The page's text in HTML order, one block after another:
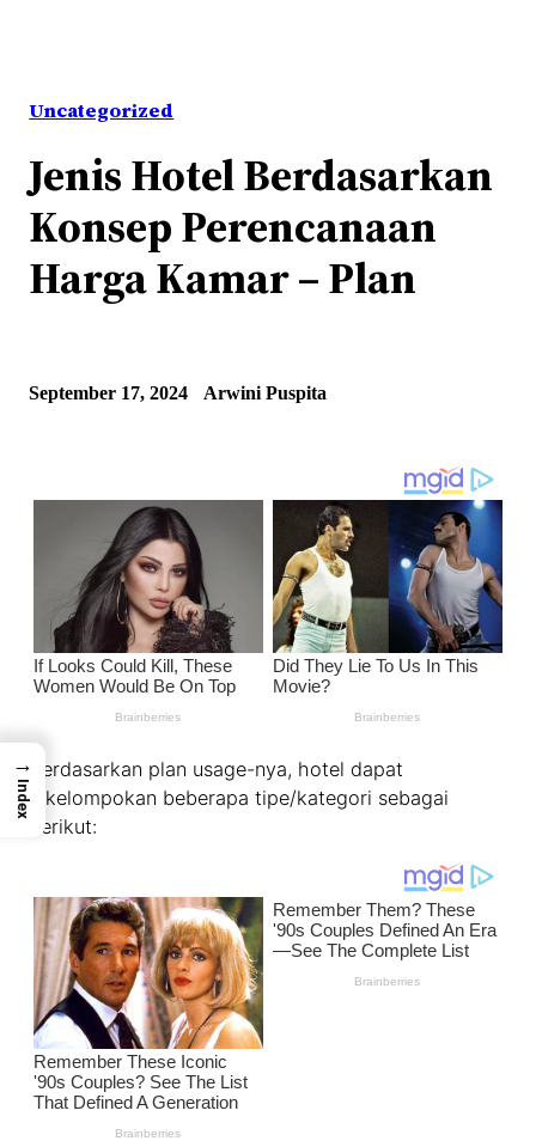
Uncategorized
Jenis Hotel Berdasarkan
Konsep Perencanaan
Harga Kamar – Plan
September 17, 2024 Arwini Puspita
Berdasarkan plan usage-nya, hotel dapat
dikelompokan beberapa tipe/kategori sebagai
berikut:
→
Index